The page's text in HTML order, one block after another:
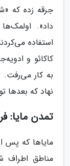
جرقه زده که
داد».
استفاده
کاکائو و
به کار می‌رفت.
نهاد که بعدها
تمدن مایا:
مایاها که پس
مناطق اطراف